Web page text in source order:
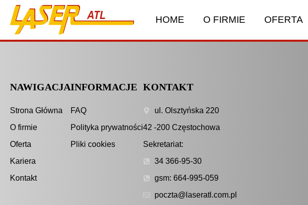
HOME O FIRMIE OFERTA
NAWIGACJA
Strona Główna
O firmie
Oferta
Kariera
Kontakt
INFORMACJE
FAQ
Polityka prywatności
Pliki cookies
KONTAKT
ul. Olsztyńska 220
42 -200 Częstochowa
Sekretariat:
34 366-95-30
gsm: 664-995-059
poczta@laseratl.com.pl